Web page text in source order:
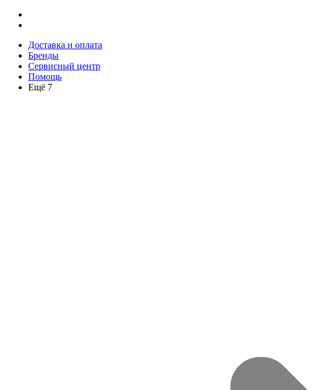
Доставка и оплата
Бренды
Сервисный центр
Помощь
Ещё 7